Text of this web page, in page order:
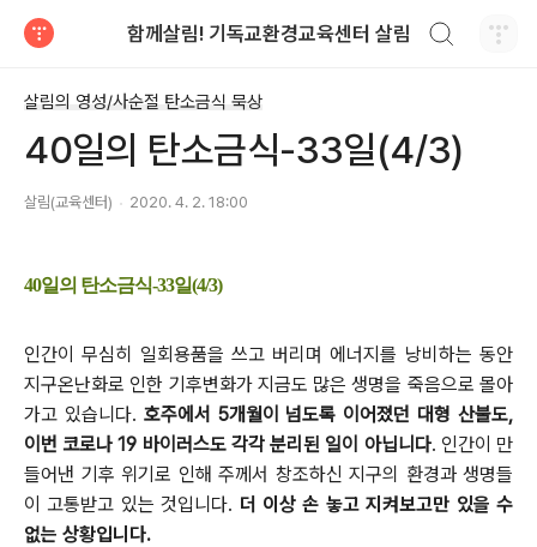
함께살림! 기독교환경교육센터 살림
살림의 영성/사순절 탄소금식 묵상
40일의 탄소금식-33일(4/3)
살림(교육센터) 2020. 4. 2. 18:00
40일의 탄소금식-33일(4/3)
인간이 무심히 일회용품을 쓰고 버리며 에너지를 낭비하는 동안
지구온난화로 인한 기후변화가 지금도 많은 생명을 죽음으로 몰아
가고 있습니다. 호주에서 5개월이 넘도록 이어졌던 대형 산불도,
이번 코로나 19 바이러스도 각각 분리된 일이 아닙니다. 인간이 만
들어낸 기후 위기로 인해 주께서 창조하신 지구의 환경과 생명들
이 고통받고 있는 것입니다. 더 이상 손 놓고 지켜보고만 있을 수
없는 상황입니다.